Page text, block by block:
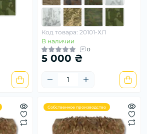
Код товара: 20101-ХЛ
В наличии
0
5 000 ₴
Собственное производство